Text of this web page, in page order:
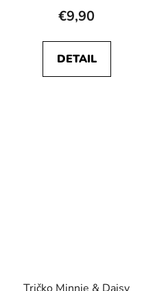
€9,90
DETAIL
Tričko Minnie & Daisy